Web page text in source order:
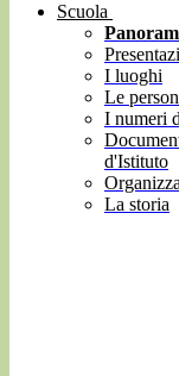
Scuola
I luoghi
Le
I numeri
d'Istituto
La storia